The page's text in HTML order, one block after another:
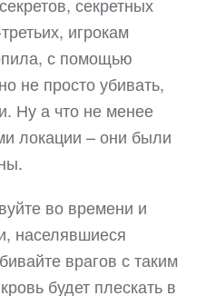
игрокам
с помощью
не просто убивать,
Ну а что не менее
локации – они были
во времени и
населявшиеся
врагов с таким
будет плескать в